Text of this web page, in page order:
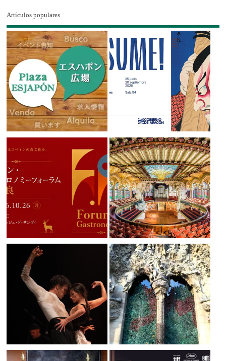
Artículos populares